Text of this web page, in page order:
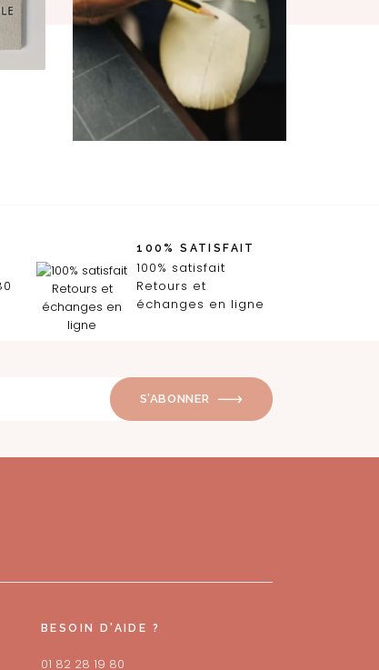
100% SATISFAIT
100% satisfait
Retours et
échanges en ligne
S’ABONNER
BESOIN D'AIDE ?
01 82 28 19 80